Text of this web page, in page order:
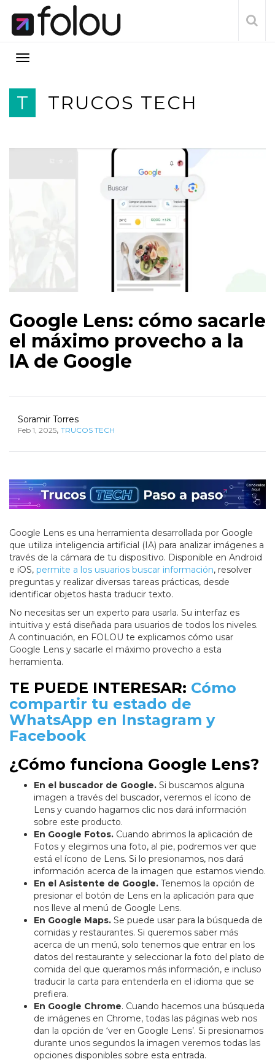
T TRUCOS TECH
Google Lens: cómo sacarle
el máximo provecho a la
IA de Google
Soramir Torres
Feb 1, 2025, TRUCOS TECH
Google Lens es una herramienta desarrollada por Google
que utiliza inteligencia artificial (IA) para analizar imágenes a
través de la cámara de tu dispositivo. Disponible en Android
e iOS, permite a los usuarios buscar información, resolver
preguntas y realizar diversas tareas prácticas, desde
identificar objetos hasta traducir texto.
No necesitas ser un experto para usarla. Su interfaz es
intuitiva y está diseñada para usuarios de todos los niveles.
A continuación, en FOLOU te explicamos cómo usar
Google Lens y sacarle el máximo provecho a esta
herramienta.
TE PUEDE INTERESAR: Cómo
compartir tu estado de
WhatsApp en Instagram y
Facebook
¿Cómo funciona Google Lens?
En el buscador de Google. Si buscamos alguna
imagen a través del buscador, veremos el ícono de
Lens y cuando hagamos clic nos dará información
sobre este producto.
En Google Fotos. Cuando abrimos la aplicación de
Fotos y elegimos una foto, al pie, podremos ver que
está el ícono de Lens. Si lo presionamos, nos dará
información acerca de la imagen que estamos viendo.
En el Asistente de Google. Tenemos la opción de
presionar el botón de Lens en la aplicación para que
nos lleve al menú de Google Lens.
En Google Maps. Se puede usar para la búsqueda de
comidas y restaurantes. Si queremos saber más
acerca de un menú, solo tenemos que entrar en los
datos del restaurante y seleccionar la foto del plato de
comida del que queramos más información, e incluso
traducir la carta para entenderla en el idioma que se
prefiera.
En Google Chrome. Cuando hacemos una búsqueda
de imágenes en Chrome, todas las páginas web nos
dan la opción de ‘ver en Google Lens’. Si presionamos
durante unos segundos la imagen veremos todas las
opciones disponibles sobre esta entrada.